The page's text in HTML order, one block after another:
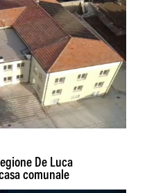
De Luca
comunale